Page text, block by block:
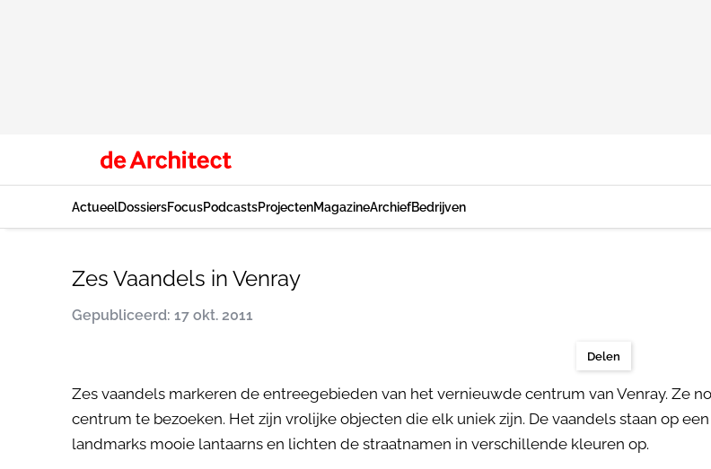
ActueelDossiersFocusPodcastsProjectenMagazineArchiefBedrijven
Zes Vaandels in Venray
Gepubliceerd: 17 okt. 2011
Delen
Zes vaandels markeren de entreegebieden van het vernieuwde centrum van Venray. Ze
centrum te bezoeken. Het zijn vrolijke objecten die elk uniek zijn. De vaandels staan op
landmarks mooie lantaarns en lichten de straatnamen in verschillende kleuren op.